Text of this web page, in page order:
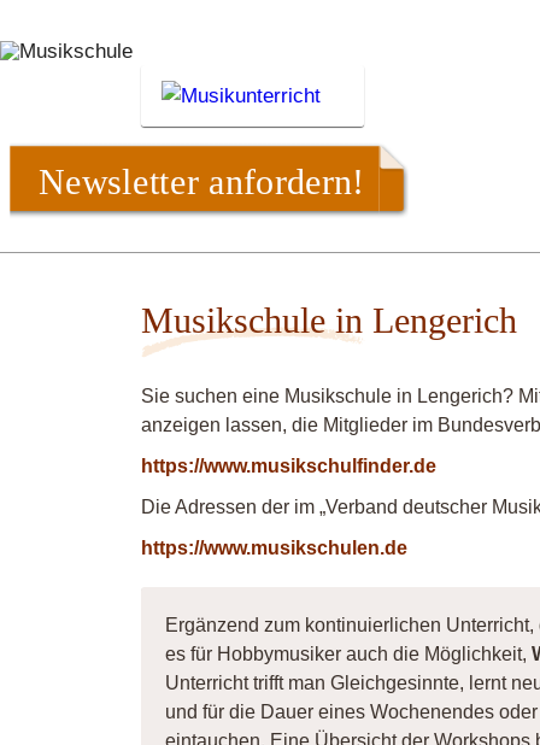
Newsletter anfordern!
Musikschule in Lengerich
Sie suchen eine Musikschule in Lengerich?
anzeigen lassen, die Mitglieder im
https://www.musikschulfinder.de
Die Adressen der im „Verband deutscher
https://www.musikschulen.de
Ergänzend zum kontinuierlichen
es für Hobbymusiker auch die Möglichkeit,
Unterricht trifft man Gleichgesinnte, lernt
und für die Dauer eines Wochenendes
eintauchen. Eine Übersicht der Workshops